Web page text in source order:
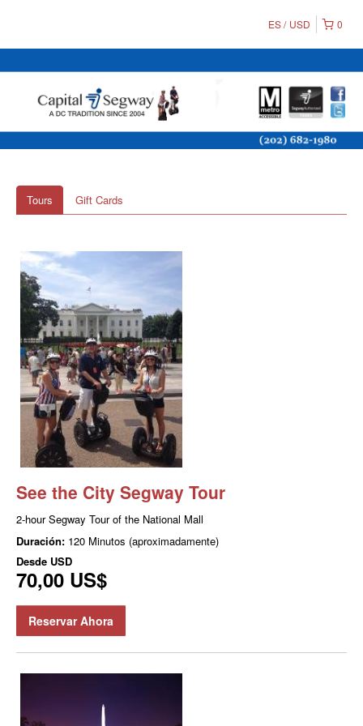
0
ES USD
Tours Gift Cards
See the City Segway Tour
2-hour Segway Tour of the National Mall
Duración: 120 Minutos (aproximadamente)
Desde USD
70,00 US$
Reservar Ahora